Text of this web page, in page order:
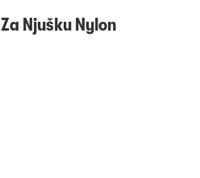
Njušku Nylon